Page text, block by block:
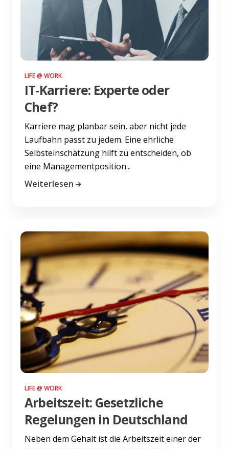
LIFE @ WORK
IT-Karriere: Experte oder
Chef?
Karriere mag planbar sein, aber nicht jede
Laufbahn passt zu jedem. Eine ehrliche
Selbsteinschätzung hilft zu entscheiden, ob
eine Managementposition...
Weiterlesen
LIFE @ WORK
Arbeitszeit: Gesetzliche
Regelungen in Deutschland
Neben dem Gehalt ist die Arbeitszeit einer der